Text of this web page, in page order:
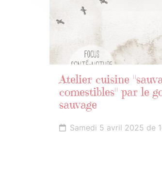
Atelier cuisine
comestibles" par le
sauvage
Samedi 5 avril 2025 de